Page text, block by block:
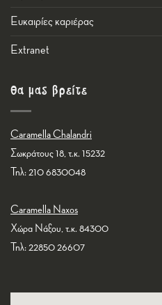
Ευκαιρίες καριέρας
Εxtranet
Θα μας βρείτε
Caramella Chalandri
Σωκράτους 18, τ.κ. 15232
Τηλ: 210 6830048
Caramella Naxos
Χώρα Νάξου, τ.κ. 84300
Τηλ: 22850 26607